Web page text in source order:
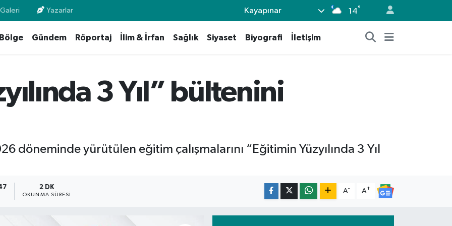
Yazarlar Kayapınar 14°
Bölge Gündem Röportaj İlim & İrfan Sağlık Siyaset Biyografi İletişim
3 Yıl” bültenini
döneminde yürütülen eğitim çalışmalarını “Eğitimin Yüzyılında 3 Yıl
2 DK
OKUNMA SÜRESI
A- A+